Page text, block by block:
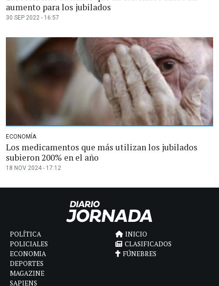
aumento para los jubilados
30 SEP 2022 - 16:57
ECONOMÍA
Los medicamentos que más utilizan los jubilados
subieron 200% en el año
18 NOV 2024 - 17:12
POLÍTICA
POLICIALES
ECONOMIA
DEPORTES
MAGAZINE
SAPIENS
INICIO
CLASIFICADOS
FÚNEBRES